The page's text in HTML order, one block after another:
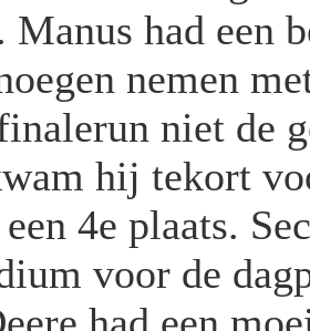
Manus had een
nemen
niet de
hij tekort
4e plaats.
voor de